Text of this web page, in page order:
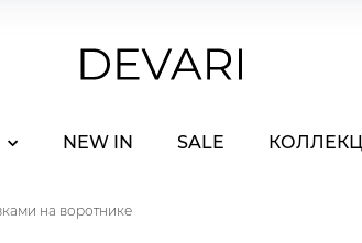
NEW IN SALE
на воротнике